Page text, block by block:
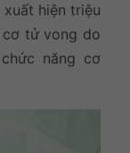
hiện triệu
tử vong do
năng cơ